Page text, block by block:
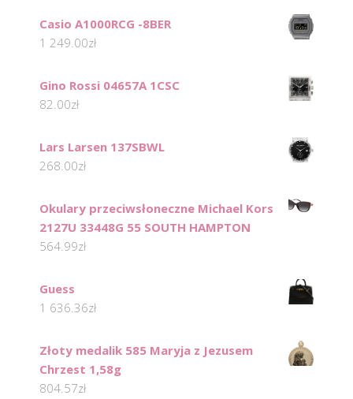
Casio A1000RCG -8BER
1 249.00zł
Gino Rossi 04657A 1CSC
82.00zł
Lars Larsen 137SBWL
268.00zł
Okulary przeciwsłoneczne Michael Kors
2127U 33448G 55 SOUTH HAMPTON
564.99zł
Guess
1 636.36zł
Złoty medalik 585 Maryja z Jezusem
Chrzest 1,58g
804.57zł